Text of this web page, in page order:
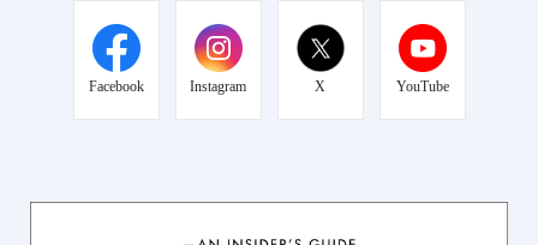
Facebook Instagram X YouTube